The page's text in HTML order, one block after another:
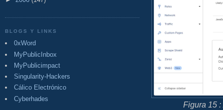
BLOGS Y LINKS
0xWord
MyPublicInbox
MyPublicimpact
Singularity-Hackers
Cálico Electrónico
Cyberhades
Figura 15 :